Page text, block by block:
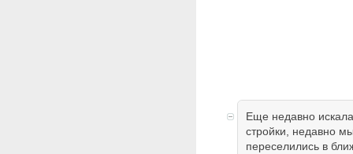
Еще недавно
стройки, недавно
переселились в